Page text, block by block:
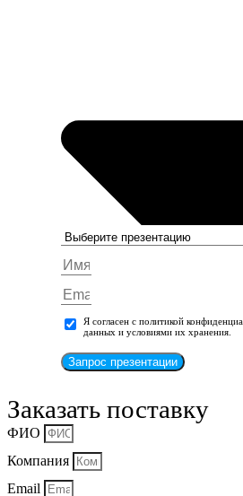
Я согласен с политикой
данных и условиями их хранения.
Запрос презентации
Заказать поставку
ФИО
Компания
Email